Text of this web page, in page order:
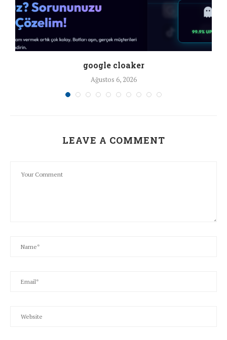
google cloaker
Ağustos 6, 2026
LEAVE A COMMENT